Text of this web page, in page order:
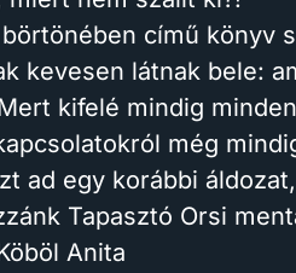
című könyv
kevesen látnak bele:
kifelé mindig
még
ad egy korábbi
Tapasztó Orsi
Anita